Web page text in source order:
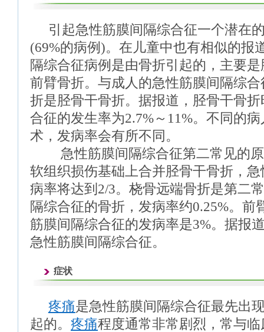
引起急性筋膜间隔综合征一个潜在
(69%的病例)。在儿童中也有相似的报
隔综合征病例是由骨折引起的，主要
前臂骨折。与成人的急性筋膜间隔综
折是胫骨干骨折。据报道，胫骨干骨
合征的发生率为2.7%～11%。不同的
术，发病率会有所不同。
急性筋膜间隔综合征第二常见的原
软组织损伤基础上合并胫骨干骨折，
病率将达到2/3。桡骨远端骨折是第二
隔综合征的骨折，发病率约0.25%。前
筋膜间隔综合征的发病率是3%。据报
急性筋膜间隔综合征。
症状
疼痛是急性筋膜间隔综合征最先出
起的。 疼痛程度通常非常剧烈，常与